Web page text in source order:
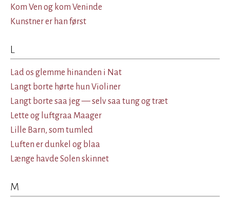
Kom Ven og kom Veninde
Kunstner er han først
L
Lad os glemme hinanden i Nat
Langt borte hørte hun Violiner
Langt borte saa jeg — selv saa tung og træt
Lette og luftgraa Maager
Lille Barn, som tumled
Luften er dunkel og blaa
Længe havde Solen skinnet
M